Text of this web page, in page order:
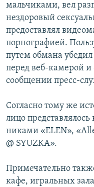
мальчиками, вел
нездоровый
предоставлял
порнографией.
путем обмана
перед веб-камерой и
сообщении пресс-
Согласно тому же
лицо
никами «ELEN»,
@ SYUZKA».
Примечательно
кафе, игральных